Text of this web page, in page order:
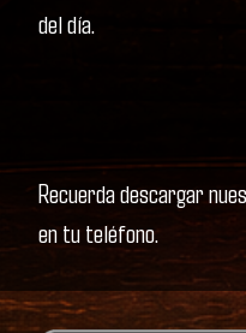
del día.
Recuerda descargar
en tu teléfono.